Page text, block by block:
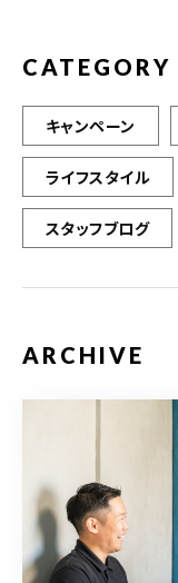
CATEGORY
キャンペーン
ライフスタイル
スタッフブログ
ARCHIVE